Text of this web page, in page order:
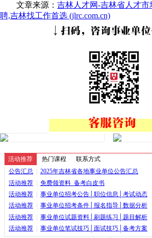
文章来源： 吉林人才网-吉林省人才
聘,吉林找工作首选 (jlrc.com.cn)
活动推荐 热门课程 联系方式
公告汇总
2025年吉林省各地事业单位公告汇总
活动推荐
免费领资料_备考白皮书
活动推荐
事业单位招考公告│职位信息│考试动态
活动推荐
事业单位招考条件│报名指导│数据分析
活动推荐
事业单位试题资料│刷题练习│题目解析
活动推荐
事业单位笔试技巧│面试技巧│备考方案